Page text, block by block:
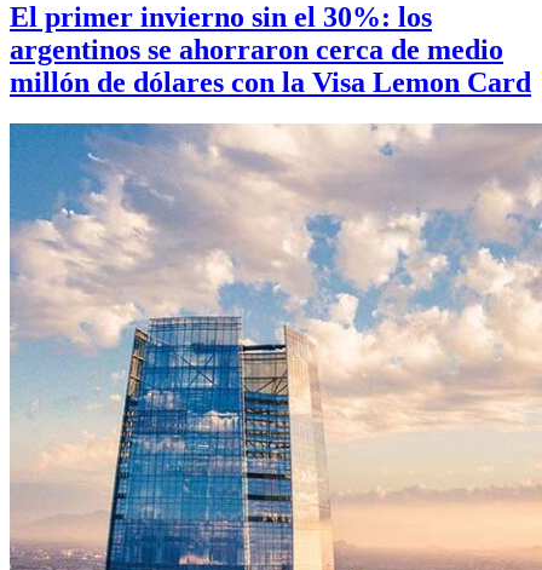
El primer invierno sin el 30%: los
argentinos se ahorraron cerca de medio
millón de dólares con la Visa Lemon Card